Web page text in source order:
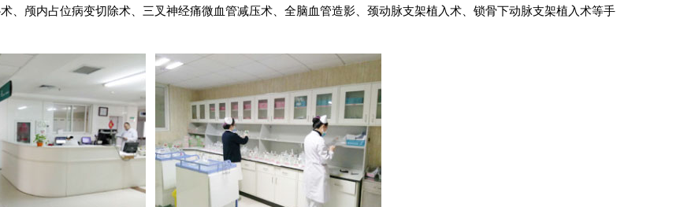
、颅内占位病变切除术、三叉神经痛微血管减压术、全脑血管造影、颈动脉支架植入术、锁骨下动脉支架植入术等手